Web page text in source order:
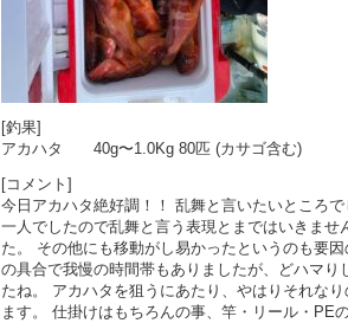
[釣果]
アカハタ 40g〜1.0Kg 80匹 (カサゴ含む)
[コメント]
今日アカハタ絶好調！！ 乱舞と言いたいところ
一人でしたので乱舞と言う表現とまではいきませ
た。 その他にも移動がし易かったというのも要
の具合で我慢の時間帯もありましたが、どハマり
たね。 アカハタを狙うにあたり、やはりそれな
ます。 仕掛けはもちろんの事、竿・リール・PE